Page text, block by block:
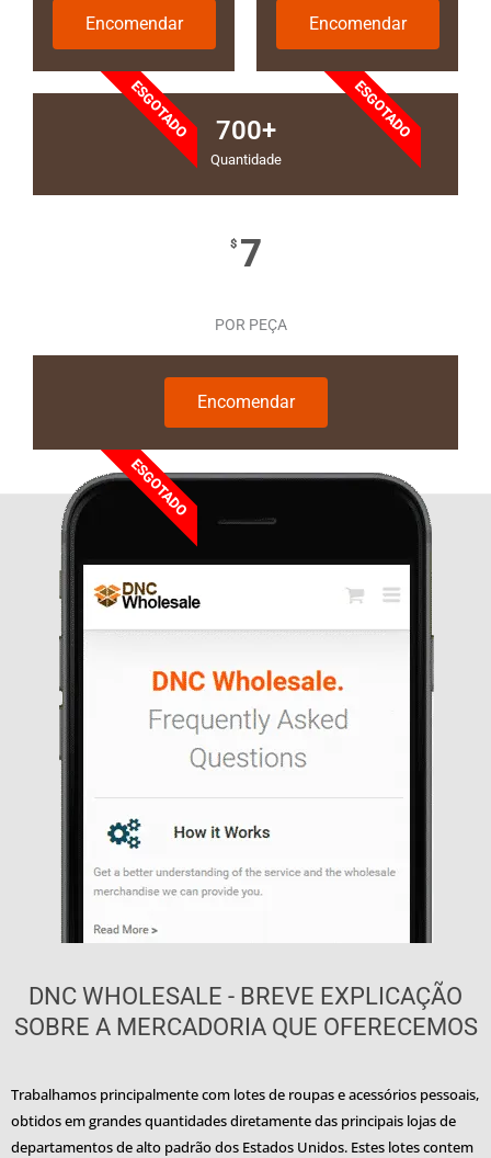
Encomendar
ESGOTADO
Encomendar
ESGOTADO
700+
Quantidade
$ 7
POR PEÇA
Encomendar
ESGOTADO
DNC WHOLESALE - BREVE EXPLICAÇÃO
SOBRE A MERCADORIA QUE OFERECEMOS
Trabalhamos principalmente com lotes de roupas e acessórios pessoais,
obtidos em grandes quantidades diretamente das principais lojas de
departamentos de alto padrão dos Estados Unidos. Estes lotes contem